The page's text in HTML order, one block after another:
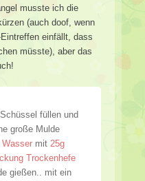
musste ich die
(auch doof, wenn
einfällt, dass
müsste), aber das
füllen und
große Mulde
mit 25g
Trockenhefe
gießen.. mit ein